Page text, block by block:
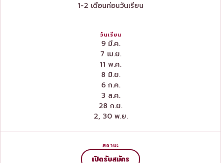
1-2 เดือนก่อนวันเรียน
9 มี.ค.
7 เม.ย.
11 พ.ค.
8 มิ.ย.
6 ก.ค.
3 ส.ค.
28 ก.ย.
2, 30 พ.ย.
เปิดรับสมัคร